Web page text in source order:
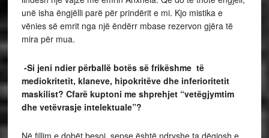
unë isha ëngjëlli parë për prindërit e mi. Kjo mistika e
vënies së emrit nga një ëndërr mbase rezervon gjëra të
mira për mua.
-Si jeni ndier përballë botës së frikëshme të
mediokritetit, klaneve, hipokritëve dhe inferioritetit
maskilist? Cfarë kuptoni me shprehjet “vetëgjymtim
dhe vetëvrasje intelektuale”?
Në fillim e dobët besoj, sepse është ndryshe ta dëgjosh e